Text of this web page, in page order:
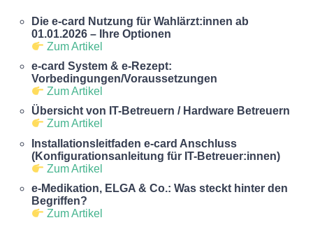
Die e-card Nutzung für Wahlärzt:innen ab
01.01.2026 – Ihre Optionen
Zum Artikel
e-card System & e-Rezept:
Vorbedingungen/Voraussetzungen
Zum Artikel
Übersicht von IT-Betreuern / Hardware Betreuern
Zum Artikel
Installationsleitfaden e-card Anschluss
(Konfigurationsanleitung für IT-Betreuer:innen)
Zum Artikel
e-Medikation, ELGA & Co.: Was steckt hinter den
Begriffen?
Zum Artikel